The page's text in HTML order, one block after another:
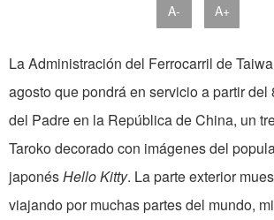
A- A+
La Administración del Ferrocarril de
agosto que pondrá en servicio a partir del
del Padre en la República de China, un
Taroko decorado con imágenes del
japonésHello Kitty. La parte exterior
viajando por muchas partes del mundo,